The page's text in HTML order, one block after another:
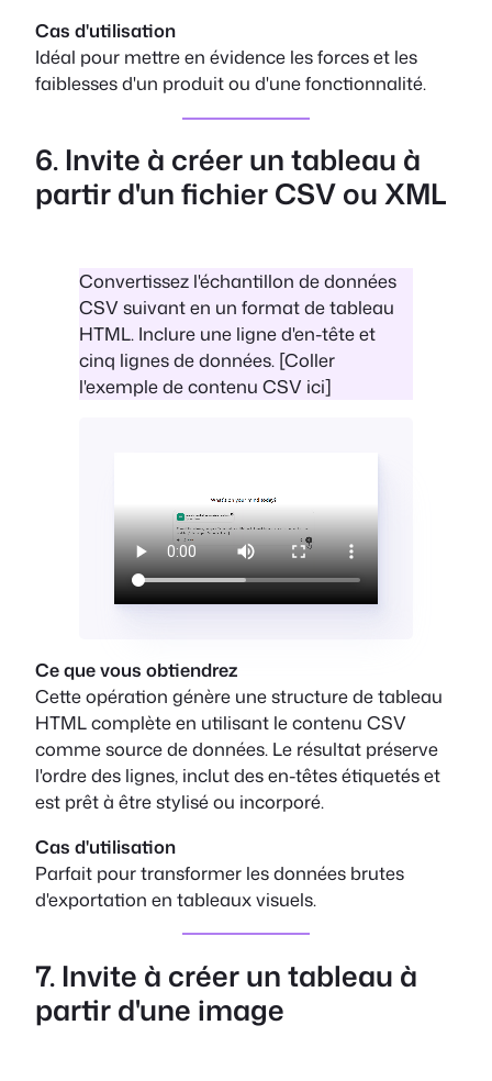
Cas d'utilisation
Idéal pour mettre en évidence les forces et les
faiblesses d'un produit ou d'une fonctionnalité.
6. Invite à créer un tableau à
partir d'un fichier CSV ou XML
Convertissez l'échantillon de données
CSV suivant en un format de tableau
HTML. Inclure une ligne d'en-tête et
cinq lignes de données. [Coller
l'exemple de contenu CSV ici]
Ce que vous obtiendrez
Cette opération génère une structure de tableau
HTML complète en utilisant le contenu CSV
comme source de données. Le résultat préserve
l'ordre des lignes, inclut des en-têtes étiquetés et
est prêt à être stylisé ou incorporé.
Cas d'utilisation
Parfait pour transformer les données brutes
d'exportation en tableaux visuels.
7. Invite à créer un tableau à
partir d'une image